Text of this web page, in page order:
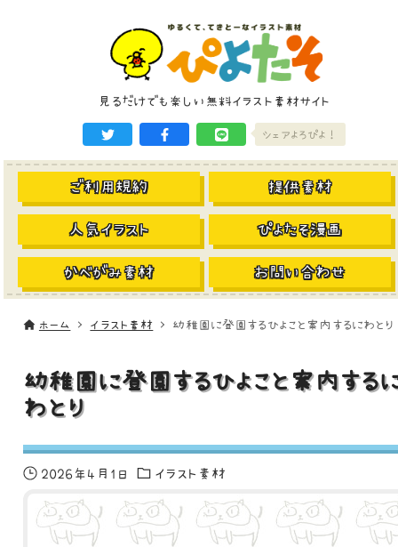
見るだけでも楽しい無料イラスト素材サイト
シェアよろぴよ！
ご利用規約 提供素材
人気イラスト ぴよたそ漫画
かべがみ素材 お問い合わせ
ホーム イラスト素材 幼稚園に登園するひよこと案内するにわとり
幼稚園に登園するひよこと案内する
わとり
2026年4月1日 イラスト素材